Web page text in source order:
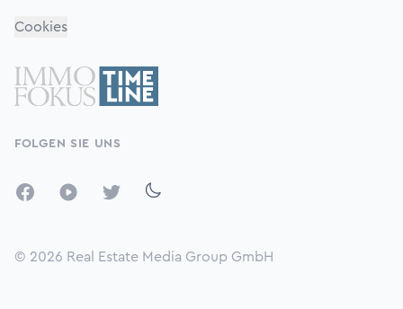
Cookies
FOLGEN SIE UNS
FacebookYouTubeTwitter
© 2026 Real Estate Media Group GmbH